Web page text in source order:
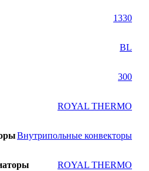
1330
BL
300
ROYAL THERMO
Внутрипольные конвекторы
ROYAL THERMO